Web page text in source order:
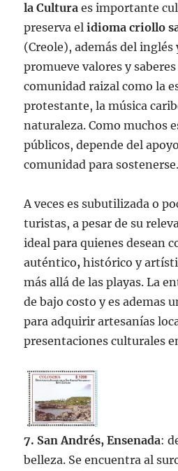
la Cultura es importante
preserva elidioma criollo
(Creole), además del inglés
promueve valores y
comunidad raizal como la
protestante, la música
naturaleza. Como muchos
públicos, depende del
comunidad para sostenerse.
A veces es subutilizada o
turistas, a pesar de su
ideal para quienes desean
auténtico,histórico y
más allá de las playas. La
de bajo costo y es ademas
para adquirir artesanías
presentaciones culturales
7. San Andrés, Ensenada:
belleza. Se encuentra al